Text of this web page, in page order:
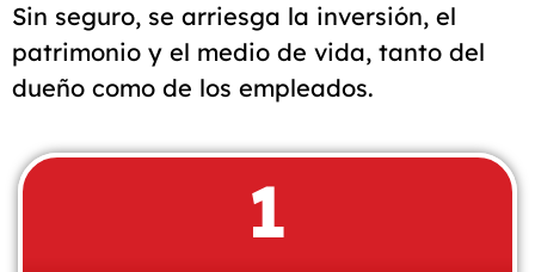
Sin seguro, se arriesga la inversión, el
patrimonio y el medio de vida, tanto del
dueño como de los empleados.
1